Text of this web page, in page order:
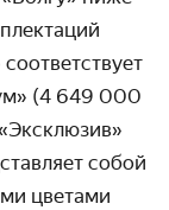
(4 649 000
собой
цветами